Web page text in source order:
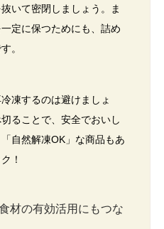
いて密閉しましょう。ま
定に保つためにも、詰め
。
凍するのは避けましょ
ることで、安全でおいし
自然解凍OK」な商品もあ
！
材の有効活用にもつな